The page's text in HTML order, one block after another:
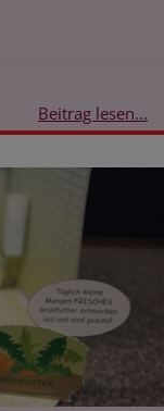
Beitrag lesen...